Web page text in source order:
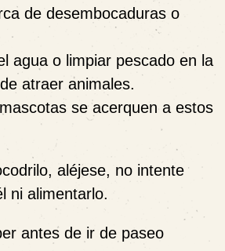
de desembocaduras o
agua o limpiar pescado en la
atraer animales.
se acerquen a estos
aléjese, no intente
ni alimentarlo.
antes de ir de paseo